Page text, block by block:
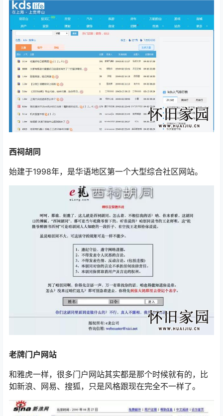
西祠胡同
始建于1998年，是华语地区第一个大型综合社区网站。
老牌门户网站
和雅虎一样，很多门户网站其实都是那个时候就有的，比
如新浪、网易、搜狐，只是风格跟现在完全不一样了。